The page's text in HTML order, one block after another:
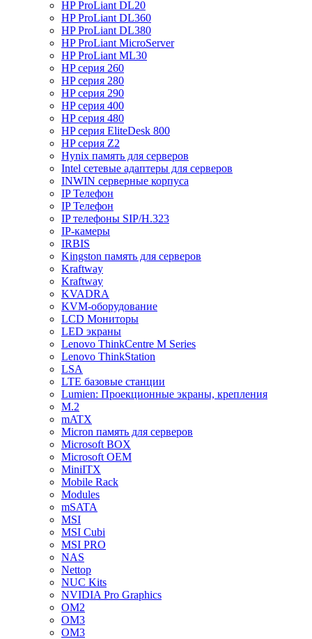
HP ProLiant DL20
HP ProLiant DL360
HP ProLiant DL380
HP ProLiant MicroServer
HP ProLiant ML30
HP серия 260
HP серия 280
HP серия 290
HP серия 400
HP серия 480
HP серия EliteDesk 800
HP серия Z2
Hynix память для серверов
Intel сетевые адаптеры для серверов
INWIN серверные корпуса
IP Телефон
IP Телефон
IP телефоны SIP/H.323
IP-камеры
IRBIS
Kingston память для серверов
Kraftway
Kraftway
KVADRA
KVM-оборудование
LCD Мониторы
LED экраны
Lenovo ThinkCentre M Series
Lenovo ThinkStation
LSA
LTE базовые станции
Lumien: Проекционные экраны, крепления
M.2
mATX
Micron память для серверов
Microsoft BOX
Microsoft OEM
MiniITX
Mobile Rack
Modules
mSATA
MSI
MSI Cubi
MSI PRO
NAS
Nettop
NUC Kits
NVIDIA Pro Graphics
OM2
OM3
OM3